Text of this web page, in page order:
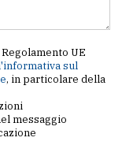
UE
sul
, in particolare della
messaggio